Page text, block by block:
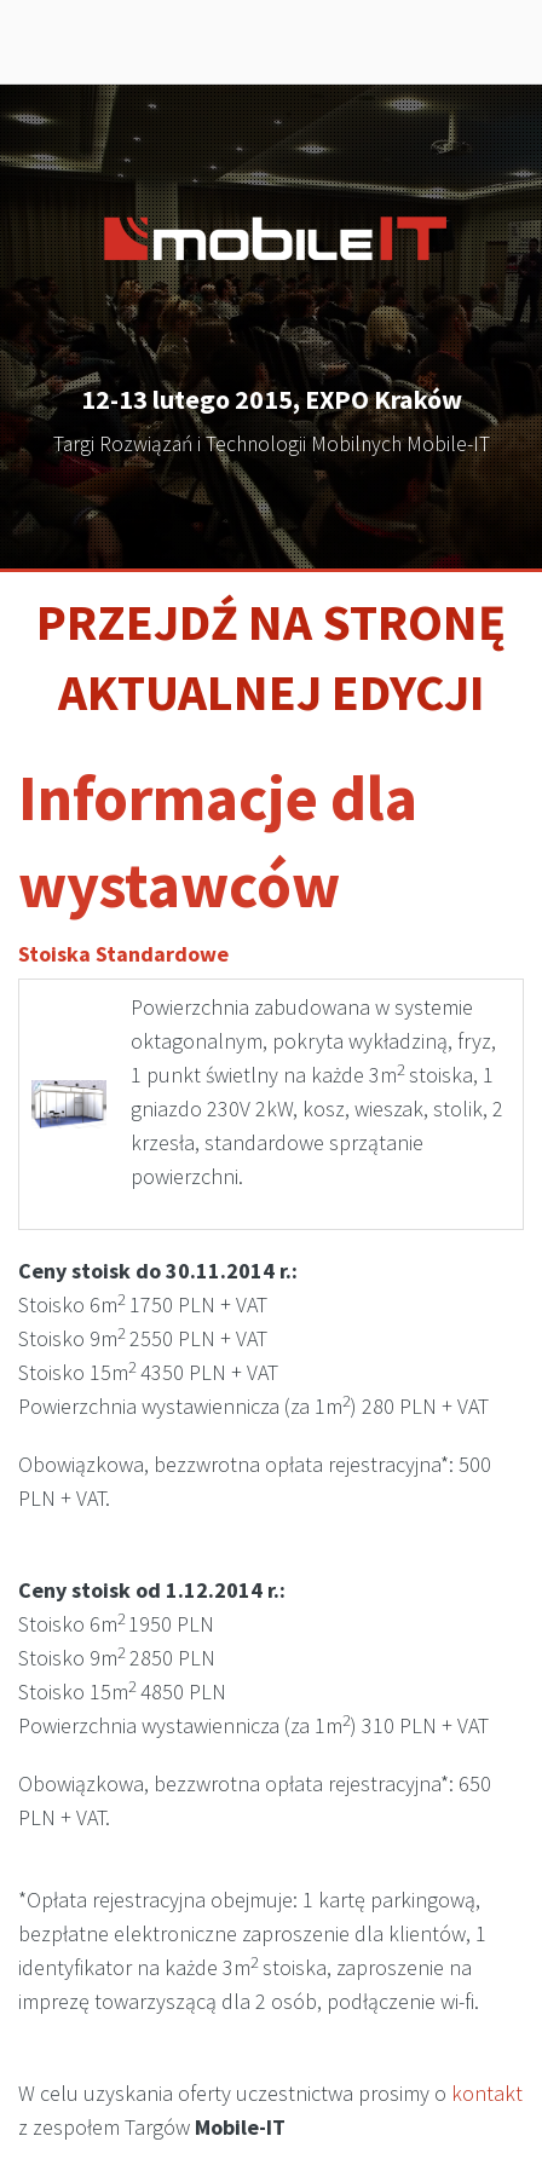
START
KONFERENCJA
NAGRODY MTA
SPONSORZY
MIEJSCE
KONTAKT
PL
12-13 lutego 2015, EXPO Kraków
Targi Rozwiązań i Technologii Mobilnych Mobile-IT
PRZEJDŹ NA STRONĘ
AKTUALNEJ EDYCJI
Informacje dla
wystawców
Stoiska Standardowe
Powierzchnia zabudowana w systemie
oktagonalnym, pokryta wykładziną, fryz,
1 punkt świetlny na każde 3m2stoiska, 1
gniazdo 230V 2kW, kosz, wieszak, stolik, 2
krzesła, standardowe sprzątanie
powierzchni.
Ceny stoisk do 30.11.2014 r.:
Stoisko 6m21750 PLN + VAT
Stoisko 9m22550 PLN + VAT
Stoisko 15m24350 PLN + VAT
Powierzchnia wystawiennicza (za 1m2) 280 PLN + VAT
Obowiązkowa, bezzwrotna opłata rejestracyjna*: 500
PLN + VAT.
Ceny stoisk od 1.12.2014 r.:
Stoisko 6m21950 PLN
Stoisko 9m22850 PLN
Stoisko 15m24850 PLN
Powierzchnia wystawiennicza (za 1m2) 310 PLN + VAT
Obowiązkowa, bezzwrotna opłata rejestracyjna*: 650
PLN + VAT.
*Opłata rejestracyjna obejmuje: 1 kartę parkingową,
bezpłatne elektroniczne zaproszenie dla klientów, 1
identyfikator na każde 3m2stoiska, zaproszenie na
imprezę towarzyszącą dla 2 osób, podłączenie wi-fi.
W celu uzyskania oferty uczestnictwa prosimy o kontakt
z zespołem Targów Mobile-IT